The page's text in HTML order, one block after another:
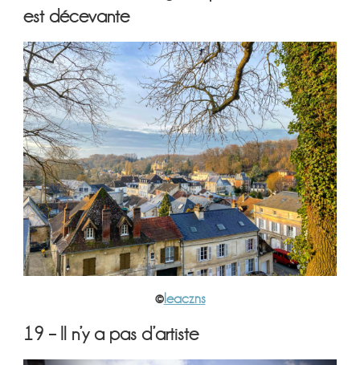
est décevante
©leaczns
19 – Il n’y a pas d’artiste